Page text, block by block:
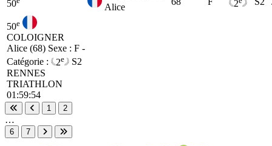
50
Alice
2
50e
COLOIGNER
Alice (68) Sexe : F -
Catégorie :
2e
S2
RENNES
TRIATHLON
01:59:54
Première page
Page précédente
1 2
…
6
7
Page suivante
Dernière page